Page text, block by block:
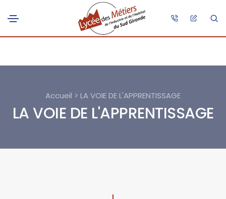
Accueil > LA VOIE DE L'APPRENTISSAGE
LA VOIE DE L'APPRENTISSAGE